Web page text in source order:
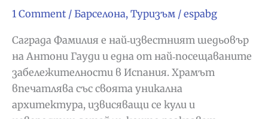
1 Comment / Барселона, Туризъм / espabg
Саграда Фамилия е най‑известният шедьовър
на Антони Гауди и една от най‑посещаваните
забележителности в Испания. Храмът
впечатлява със своята уникална
архитектура, извисяващи се кули и